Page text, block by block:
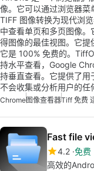
像。它可以通过浏览器菜
TIFF 图像转换为现代浏
中查看单页和多页图像
得图像的最佳视图。它提
它是 100% 免费的。
持水平查看，Google
持垂直查看。它提供了用
不会收集或分析用户的任
Chrome图像查看器Tiff 免费
Fast file
4.2 免费
高效的